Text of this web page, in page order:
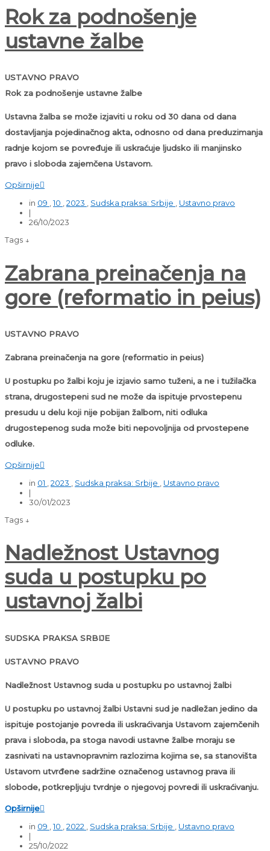
Rok za podnošenje
ustavne žalbe
USTAVNO PRAVO
Rok za podnošenje ustavne žalbe
Ustavna žalba se može izjaviti u roku od 30 dana od dana
dostavljanja pojedinačnog akta, odnosno od dana preduzimanja
radnje kojom se povređuje ili uskraćuje ljudsko ili manjinsko
pravo i sloboda zajemčena Ustavom.
Opširnije
in 09 ,10 ,2023 , Sudska praksa: Srbije , Ustavno pravo
|
26/10/2023
Tags ↓
Zabrana preinačenja na
gore (reformatio in peius)
USTAVNO PRAVO
Zabrana preinačenja na gore (reformatio in peius)
U postupku po žalbi koju je izjavio samo tuženi, a ne i tužilačka
strana, drugostepeni sud ne može da ispituje prvostepenu
presudu u delu koji nije pobijan žalbom, niti odluka
drugostepenog suda može biti nepovoljnija od prvostepene
odluke.
Opširnije
in 01 2023 Sudska praksa: Srbije
Ustavno pravo
|
30/01/2023
Tags ↓
Nadležnost Ustavnog
suda u postupku po
ustavnoj žalbi
SUDSKA PRAKSA SRBIJE
USTAVNO PRAVO
Nadležnost Ustavnog suda u postupku po ustavnoj žalbi
U postupku po ustavnoj žalbi Ustavni sud je nadležan jedino da
ispituje postojanje povreda ili uskraćivanja Ustavom zajemčenih
prava i sloboda, pa stoga navodi ustavne žalbe moraju se
zasnivati na ustavnopravnim razlozima kojima se, sa stanovišta
Ustavom utvrđene sadržine označenog ustavnog prava ili
slobode, potkrepljuju tvrdnje o njegovoj povredi ili uskraćivanju.
Opširnije
in 09 10 2022 Sudska praksa: Srbije
Ustavno pravo
|
25/10/2022